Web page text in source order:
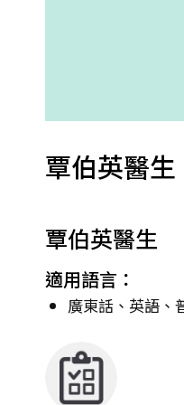
覃伯英醫生
覃伯英醫生
適用語言：
廣東話、英語、